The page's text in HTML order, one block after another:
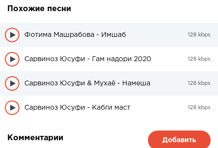
Похожие песни
Фотима Машрабова - Имшаб 128 kbps
Сарвиноз Юсуфи - Гам надори 2020 128 kbps
Сарвиноз Юсуфи & Мухаё - Намеша 128 kbps
Сарвиноз Юсуфи - Кабги маст 128 kbps
Комментарии Добавить